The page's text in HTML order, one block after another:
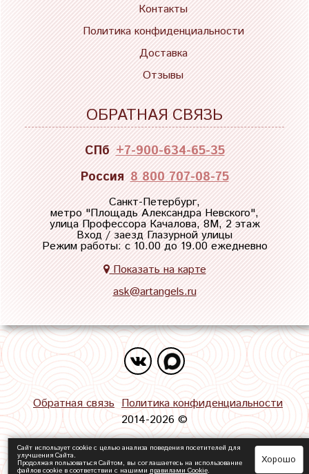
Контакты
Политика конфиденциальности
Доставка
Отзывы
ОБРАТНАЯ СВЯЗЬ
СПб +7-900-634-65-35
Россия 8 800 707-08-75
Санкт-Петербург,
метро "Площадь Александра Невского",
улица Профессора Качалова, 8М, 2 этаж
Вход / заезд Глазурной улицы
Режим работы: с 10.00 до 19.00 ежедневно
Показать на карте
ask@artangels.ru
Обратная связь Политика конфиденциальности
2014-2026 ©
Сайт использует cookie с целью анализа поведения посетителей для
улучшения Сайта.
Продолжая пользоваться Сайтом, вы соглашаетесь на использование
файлов cookie в соответствии с нашими правилами Сookie.
Хорошо